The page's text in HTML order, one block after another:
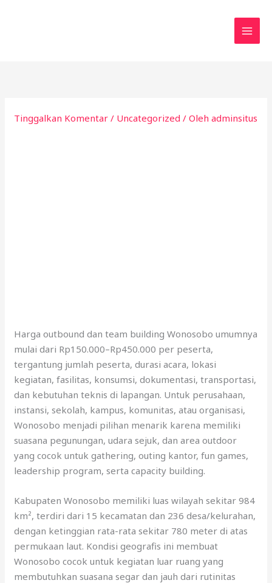
Tinggalkan Komentar / Uncategorized / Olehadminsitus
Harga outbound dan team building Wonosobo umumnya
mulai dari Rp150.000–Rp450.000 per peserta,
tergantung jumlah peserta, durasi acara, lokasi
kegiatan, fasilitas, konsumsi, dokumentasi, transportasi,
dan kebutuhan teknis di lapangan. Untuk perusahaan,
instansi, sekolah, kampus, komunitas, atau organisasi,
Wonosobo menjadi pilihan menarik karena memiliki
suasana pegunungan, udara sejuk, dan area outdoor
yang cocok untuk gathering, outing kantor, fun games,
leadership program, serta capacity building.
Kabupaten Wonosobo memiliki luas wilayah sekitar 984
km², terdiri dari 15 kecamatan dan 236 desa/kelurahan,
dengan ketinggian rata-rata sekitar 780 meter di atas
permukaan laut. Kondisi geografis ini membuat
Wonosobo cocok untuk kegiatan luar ruang yang
membutuhkan suasana segar dan jauh dari rutinitas